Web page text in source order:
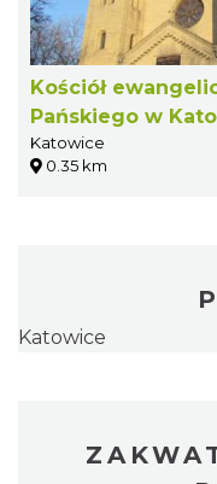
Kościół
Pańskiego w
Katowice
0.35 km
Katowice